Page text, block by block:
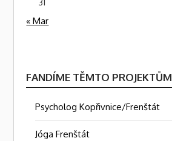
« Mar
FANDÍME TĚMTO PROJEKTŮM
Psycholog Kopřivnice/Frenštát
Jóga Frenštát